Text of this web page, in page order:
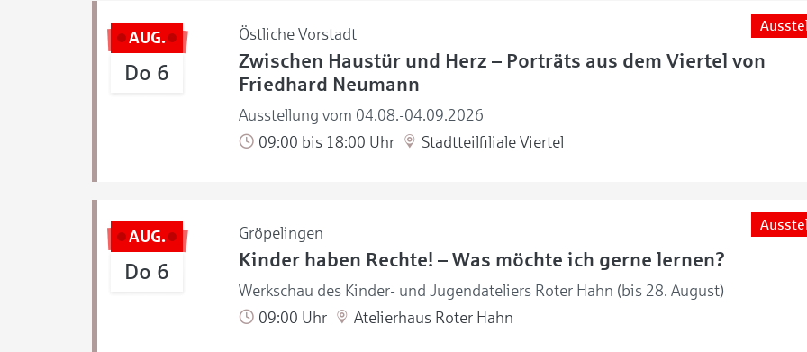
AUG.
Do 6
Östliche Vorstadt
Zwischen Haustür und Herz – Porträts aus dem Viertel von
Friedhard Neumann
Ausstellung vom 04.08.-04.09.2026
09:00 bis 18:00 Uhr
Stadtteilfiliale Viertel
AUG.
Do 6
Gröpelingen
Kinder haben Rechte! – Was möchte ich gerne lernen?
Werkschau des Kinder- und Jugendateliers Roter Hahn (bis 28. August)
09:00 Uhr
Atelierhaus Roter Hahn